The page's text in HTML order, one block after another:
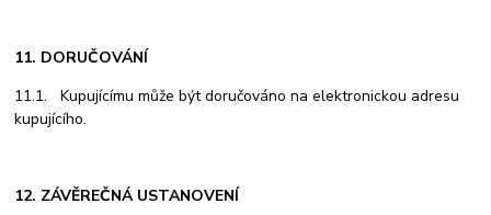
11. DORUČOVÁNÍ
11.1. Kupujícímu může být doručováno na elektronickou adresu
kupujícího.
12. ZÁVĚREČNÁ USTANOVENÍ